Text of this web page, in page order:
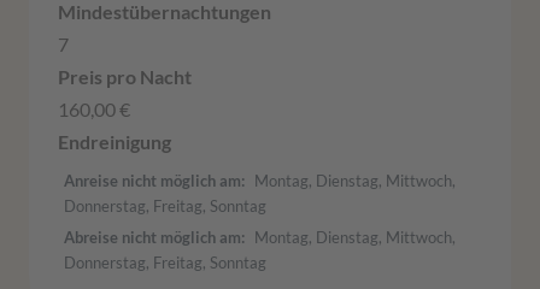
7
160,00 €
Anreise nicht möglich am
Montag, Dienstag, Mittwoch,
Donnerstag, Freitag, Sonntag
Abreise nicht möglich am
Montag, Dienstag, Mittwoch,
Donnerstag, Freitag, Sonntag